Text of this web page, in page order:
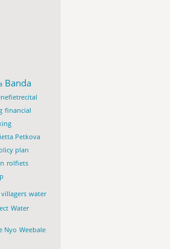
Banda
financial
Petkova
plan
rolfiets
villagers water
Water
Nyo Weebale